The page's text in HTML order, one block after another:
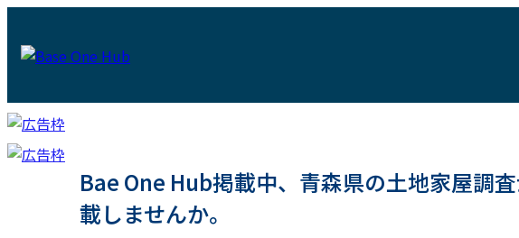
Bae One Hub掲載中、青森県の土地家屋調
載しませんか。